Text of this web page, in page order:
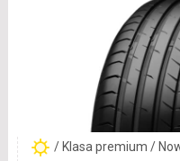
/ Klasa premium /